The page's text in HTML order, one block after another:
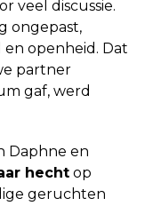
veel discussie.
ongepast,
openheid. Dat
partner
gaf, werd
Daphne en
hechtop
geruchten